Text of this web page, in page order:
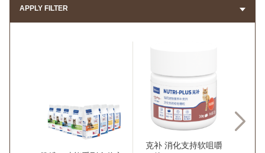
APPLY FILTER
克补 消化支持软咀嚼